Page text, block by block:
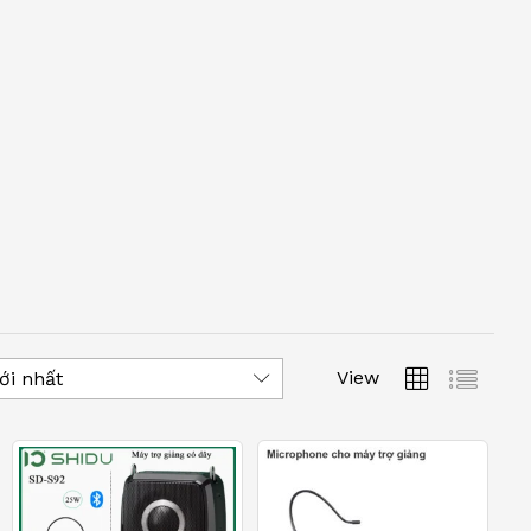
sản phẩm này mang đến giải pháp hỗ trợ âm
View
nhất